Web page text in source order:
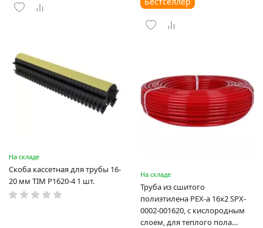
На складе
Скоба кассетная для трубы 16-
20 мм TIM P1620-4 1 шт.
На складе
Труба из сшитого
полиэтилена PEX-a 16х2 SPX-
0002-001620, с кислородным
слоем, для теплого пола